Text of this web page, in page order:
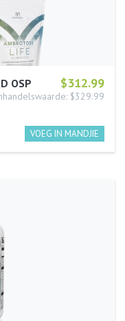
$312.99
OSP
$329.99